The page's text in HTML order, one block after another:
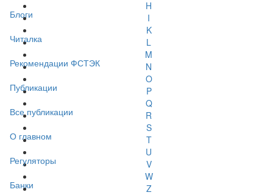
Блоги
Читалка
Рекомендации ФСТЭК
Публикации
Все публикации
О главном
Регуляторы
Банки
H
I
K
L
M
N
O
P
Q
R
S
T
U
V
W
Z